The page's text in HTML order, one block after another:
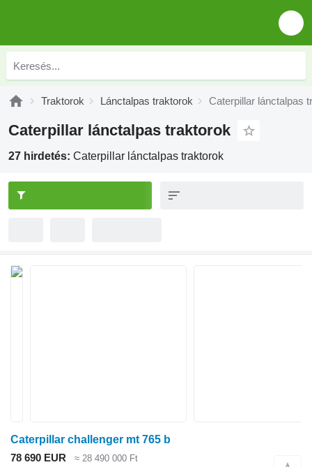
Traktorok Lánctalpas traktorok Caterpillar lánctalpas
Caterpillar lánctalpas traktorok
27 hirdetés: Caterpillar lánctalpas traktorok
Caterpillar challenger mt 765 b
78 690 EUR
≈ 28 490 000 Ft